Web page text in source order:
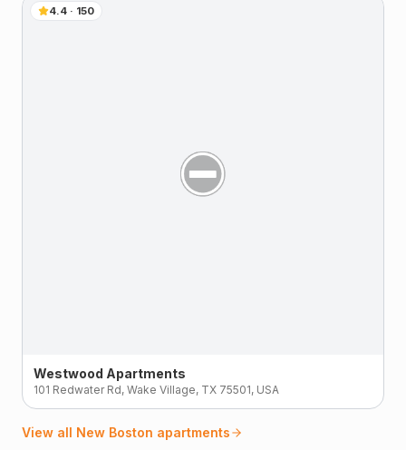
4.4 · 150
Westwood Apartments
101 Redwater Rd, Wake Village, TX 75501, USA
View all New Boston apartments